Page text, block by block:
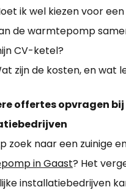
ik wel kiezen voor
de warmtepomp
CV-ketel?
zijn de kosten, en wat
offertes opvragen
zoek naar een zuinige
in Gaast? Het
installatiebedrijven